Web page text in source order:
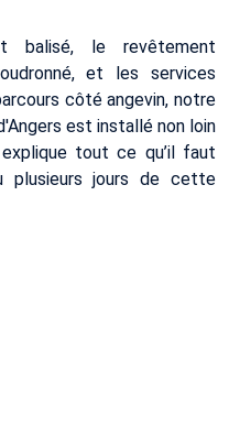
balisé, le revêtement
et les services
côté angevin, notre
est installé non loin
tout ce qu’il faut
plusieurs jours de cette